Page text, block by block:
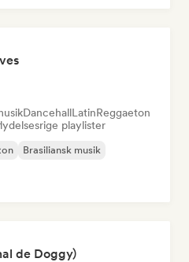
DancehallLatinReggaeton
playlister
Brasiliansk musik
de Doggy)